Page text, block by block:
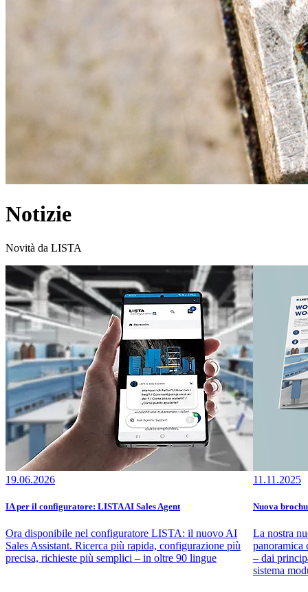
Notizie
Novità da LISTA
19.06.2026
IA per il configuratore: LISTA AI Sales Agent
Ora disponibile nel configuratore LISTA: il nuovo AI
Sales Assistant. Ricerca più rapida, configurazione più
precisa, richieste più semplici – in oltre 90 lingue
11.11.2025
Nuova
La nostra
panoramica
– dai
sistema